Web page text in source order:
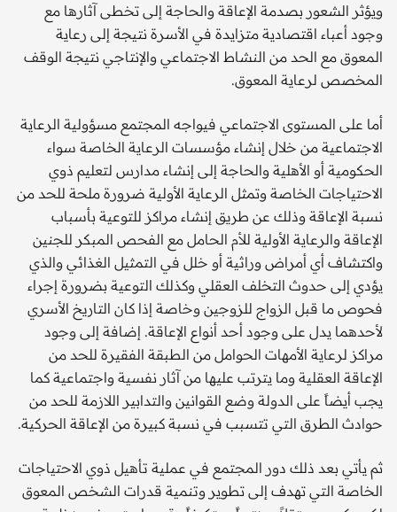
ويؤثر الشعور بصدمة الإعاقة والحاجة إلى تخطى آثارها مع
وجود أعباء اقتصادية متزايدة في الأسرة نتيجة إلى رعاية
المعوق مع الحد من النشاط الاجتماعي والإنتاجي نتيجة الوقف
المخصص لرعاية المعوق.
أما على المستوى الاجتماعي فيواجه المجتمع مسؤولية الرعاية
الاجتماعية من خلال إنشاء مؤسسات الرعاية الخاصة سواء
الحكومية أو الأهلية والحاجة إلى إنشاء مدارس لتعليم ذوي
الاحتياجات الخاصة وتمثل الرعاية الأولية ضرورة ملحة للحد من
نسبة الإعاقة وذلك عن طريق إنشاء مراكز للتوعية بأسباب
الإعاقة والرعاية الأولية للأم الحامل مع الفحص المبكر للجنين
واكتشاف أي أمراض وراثية أو خلل في التمثيل الغذائي والذي
يؤدي إلى حدوث التخلف العقلي وكذلك التوعية بضرورة إجراء
فحوص ما قبل الزواج للزوجين وخاصة إذا كان التاريخ الأسري
لأحدهما يدل على وجود أحد أنواع الإعاقة. إضافة إلى وجود
مراكز لرعاية الأمهات الحوامل من الطبقة الفقيرة للحد من
الإعاقة العقلية وما يترتب عليها من آثار نفسية واجتماعية كما
يجب أيضاً على الدولة وضع القوانين والتدابير اللازمة للحد من
حوادث الطرق التي تتسبب في نسبة كبيرة من الإعاقة الحركية.
ثم يأتي بعد ذلك دور المجتمع في عملية تأهيل ذوي الاحتياجات
الخاصة التي تهدف إلى تطوير وتنمية قدرات الشخص المعوق